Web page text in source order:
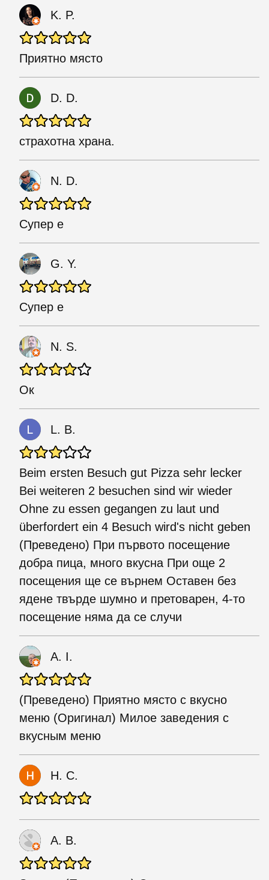
K. P.
Приятно място
D. D.
страхотна храна.
N. D.
Супер е
G. Y.
Супер е
N. S.
Ок
L. B.
Beim ersten Besuch gut Pizza sehr lecker
Bei weiteren 2 besuchen sind wir wieder
Ohne zu essen gegangen zu laut und
überfordert ein 4 Besuch wird's nicht geben
(Преведено) При първото посещение
добра пица, много вкусна При още 2
посещения ще се върнем Оставен без
ядене твърде шумно и претоварен, 4-то
посещение няма да се случи
A. I.
(Преведено) Приятно място с вкусно
меню (Оригинал) Милое заведения с
вкусным меню
Н. С.
A. B.